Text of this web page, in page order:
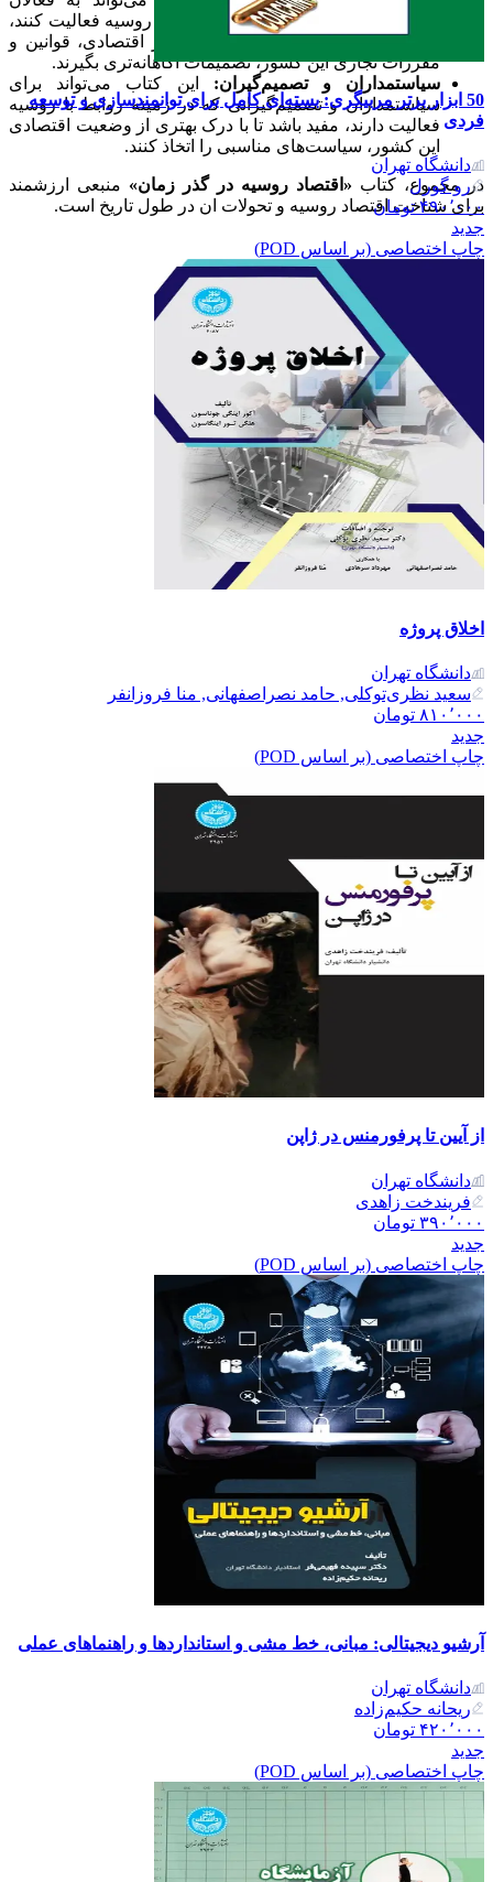
اقتصادی و تجاری که قصد دارند در بازار روسیه فعالیت کنند،
کمک کند تا با شناخت بهتری از ساختار اقتصادی، قوانین و
مقررات تجاری این کشور، تصمیمات اگاهانه‌تری بگیرند.
سیاستمداران و تصمیم‌گیران: این کتاب می‌تواند برای
سیاستمداران و تصمیم‌گیرانی که در زمینه روابط با روسیه
فعالیت دارند، مفید باشد تا با درک بهتری از وضعیت اقتصادی
این کشور، سیاست‌های مناسبی را اتخاذ کنند.
در مجموع، کتاب «اقتصاد روسیه در گذر زمان» منبعی ارزشمند
برای شناخت اقتصاد روسیه و تحولات ان در طول تاریخ است.
50 ابزار برتر مربیگری: بسته‌ای کامل برای توانمندسازی و توسعه
فردی
دانشگاه تهران
رو گورل
۴۹۰٬۰۰۰ تومان
جدید
چاپ اختصاصی (بر اساس POD)
اخلاق پروژه
دانشگاه تهران
سعید نظری‌توکلی, حامد نصراصفهانی, منا فروزانفر
۸۱۰٬۰۰۰ تومان
جدید
چاپ اختصاصی (بر اساس POD)
از آیین تا پرفورمنس در ژاپن
دانشگاه تهران
فریندخت زاهدی
۳۹۰٬۰۰۰ تومان
جدید
چاپ اختصاصی (بر اساس POD)
آرشیو دیجیتالی: مبانی، خط مشی و استانداردها و راهنماهای عملی
دانشگاه تهران
ریحانه حکیم‌زاده
۴۲۰٬۰۰۰ تومان
جدید
چاپ اختصاصی (بر اساس POD)